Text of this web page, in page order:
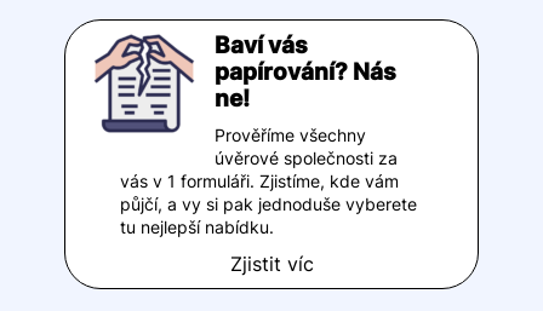
Baví vás
papírování? Nás
ne!
Prověříme všechny
úvěrové společnosti za
vás v 1 formuláři. Zjistíme, kde vám
půjčí, a vy si pak jednoduše vyberete
tu nejlepší nabídku.
Zjistit víc